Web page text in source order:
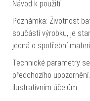
Návod k použití
Poznámka: Životnost
součástí výrobku, je
jedná o spotřební
Technické parametry
předchozího
ilustrativním účelům.